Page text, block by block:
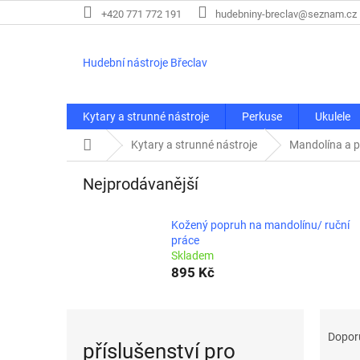
na
+420 771 772 191 hudebniny-breclav@seznam.cz
Hudební nástroje Břeclav
Kytary a strunné nástroje Perkuse Ukulele
Domů Kytary a strunné nástroje Mandolína a
Nejprodávanější
Kožený popruh na mandolínu/ ruční
práce
Skladem
895 Kč
příslušenství pro